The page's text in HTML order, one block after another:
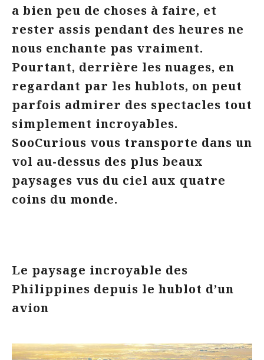
a bien peu de choses à faire, et
rester assis pendant des heures ne
nous enchante pas vraiment.
Pourtant, derrière les nuages, en
regardant par les hublots, on peut
parfois admirer des spectacles tout
simplement incroyables.
SooCurious vous transporte dans un
vol au-dessus des plus beaux
paysages vus du ciel aux quatre
coins du monde.
Le paysage incroyable des
Philippines depuis le hublot d’un
avion